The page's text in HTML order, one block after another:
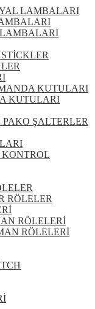
LAMBALARI
KUTULARI
KUTULARI
ŞALTERLER
KONTROL
RÖLELER
RÖLELERİ
RÖLELERİ